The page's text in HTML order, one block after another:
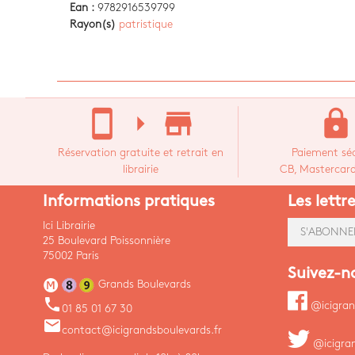
Ean : 9782916539799
Rayon(s) patristique
stay_current_portrait arrow_right store_mall_directory
Réservation gratuite et retrait en
librairie
lock
Paiement
CB,
Informations pratiques
Ici Librairie
25 Boulevard Poissonnière
75002 Paris
Grands Boulevards
phone 01 85 01 67 30
emailcontact@icigrandsboulevards.fr
Les
Suivez-